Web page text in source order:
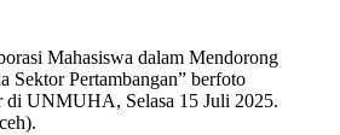
Mahasiswa dalam Mendorong
Sektor Pertambangan” berfoto
di UNMUHA, Selasa 15 Juli 2025.